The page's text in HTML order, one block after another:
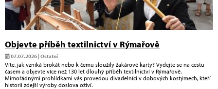
Objevte příběh textilnictví v Rýmařově
07.07.2026 | Ostatní
Víte, jak vzniká brokát nebo k čemu sloužily žakárové karty? Vydejte se na cestu
časem a objevte více než 130 let dlouhý příběh textilnictví v Rýmařově.
Mimořádnými prohlídkami vás provedou divadelníci v dobových kostýmech, kteří
historii zdejší výroby doslova oživí.